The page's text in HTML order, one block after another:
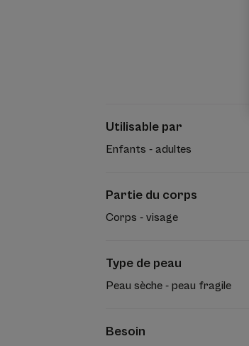
Utilisable par
Enfants - adultes
Partie du corps
Corps - visage
Type de peau
Peau sèche - peau fragile
Besoin